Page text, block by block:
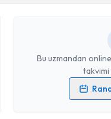
Bu uzmandan
takvimi
oluşturun. Size bu uzmandan
hazırlandığında e-posta ile
Kişisel verilerimin